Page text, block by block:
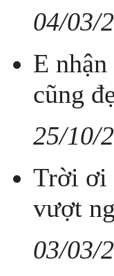
04/03/
E
cũng
25/10/
Trời ơi
vượt
03/03/